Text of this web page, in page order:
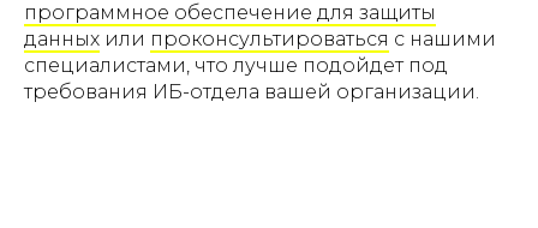
программное обеспечение для защиты
данных или проконсультироваться с нашими
специалистами, что лучше подойдет под
требования ИБ-отдела вашей организации.